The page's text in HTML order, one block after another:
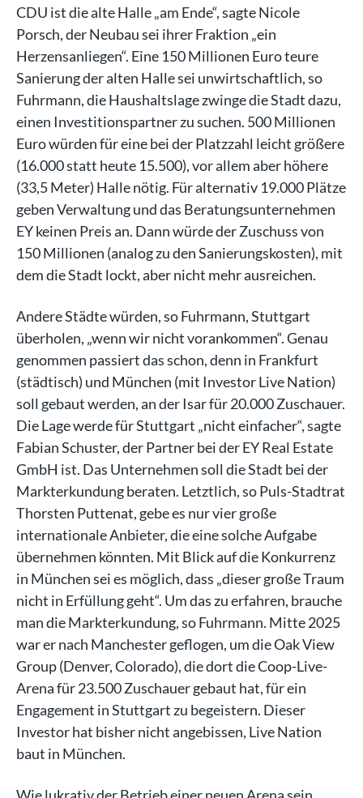
CDU ist die alte Halle „am Ende“, sagte Nicole
Porsch, der Neubau sei ihrer Fraktion „ein
Herzensanliegen“. Eine 150 Millionen Euro teure
Sanierung der alten Halle sei unwirtschaftlich, so
Fuhrmann, die Haushaltslage zwinge die Stadt dazu,
einen Investitionspartner zu suchen. 500 Millionen
Euro würden für eine bei der Platzzahl leicht größere
(16.000 statt heute 15.500), vor allem aber höhere
(33,5 Meter) Halle nötig. Für alternativ 19.000 Plätze
geben Verwaltung und das Beratungsunternehmen
EY keinen Preis an. Dann würde der Zuschuss von
150 Millionen (analog zu den Sanierungskosten), mit
dem die Stadt lockt, aber nicht mehr ausreichen.
Andere Städte würden, so Fuhrmann, Stuttgart
überholen, „wenn wir nicht vorankommen“. Genau
genommen passiert das schon, denn in Frankfurt
(städtisch) und München (mit Investor Live Nation)
soll gebaut werden, an der Isar für 20.000 Zuschauer.
Die Lage werde für Stuttgart „nicht einfacher“, sagte
Fabian Schuster, der Partner bei der EY Real Estate
GmbH ist. Das Unternehmen soll die Stadt bei der
Markterkundung beraten. Letztlich, so Puls-Stadtrat
Thorsten Puttenat, gebe es nur vier große
internationale Anbieter, die eine solche Aufgabe
übernehmen könnten. Mit Blick auf die Konkurrenz
in München sei es möglich, dass „dieser große Traum
nicht in Erfüllung geht“. Um das zu erfahren, brauche
man die Markterkundung, so Fuhrmann. Mitte 2025
war er nach Manchester geflogen, um die Oak View
Group (Denver, Colorado), die dort die Coop-Live-
Arena für 23.500 Zuschauer gebaut hat, für ein
Engagement in Stuttgart zu begeistern. Dieser
Investor hat bisher nicht angebissen, Live Nation
baut in München.